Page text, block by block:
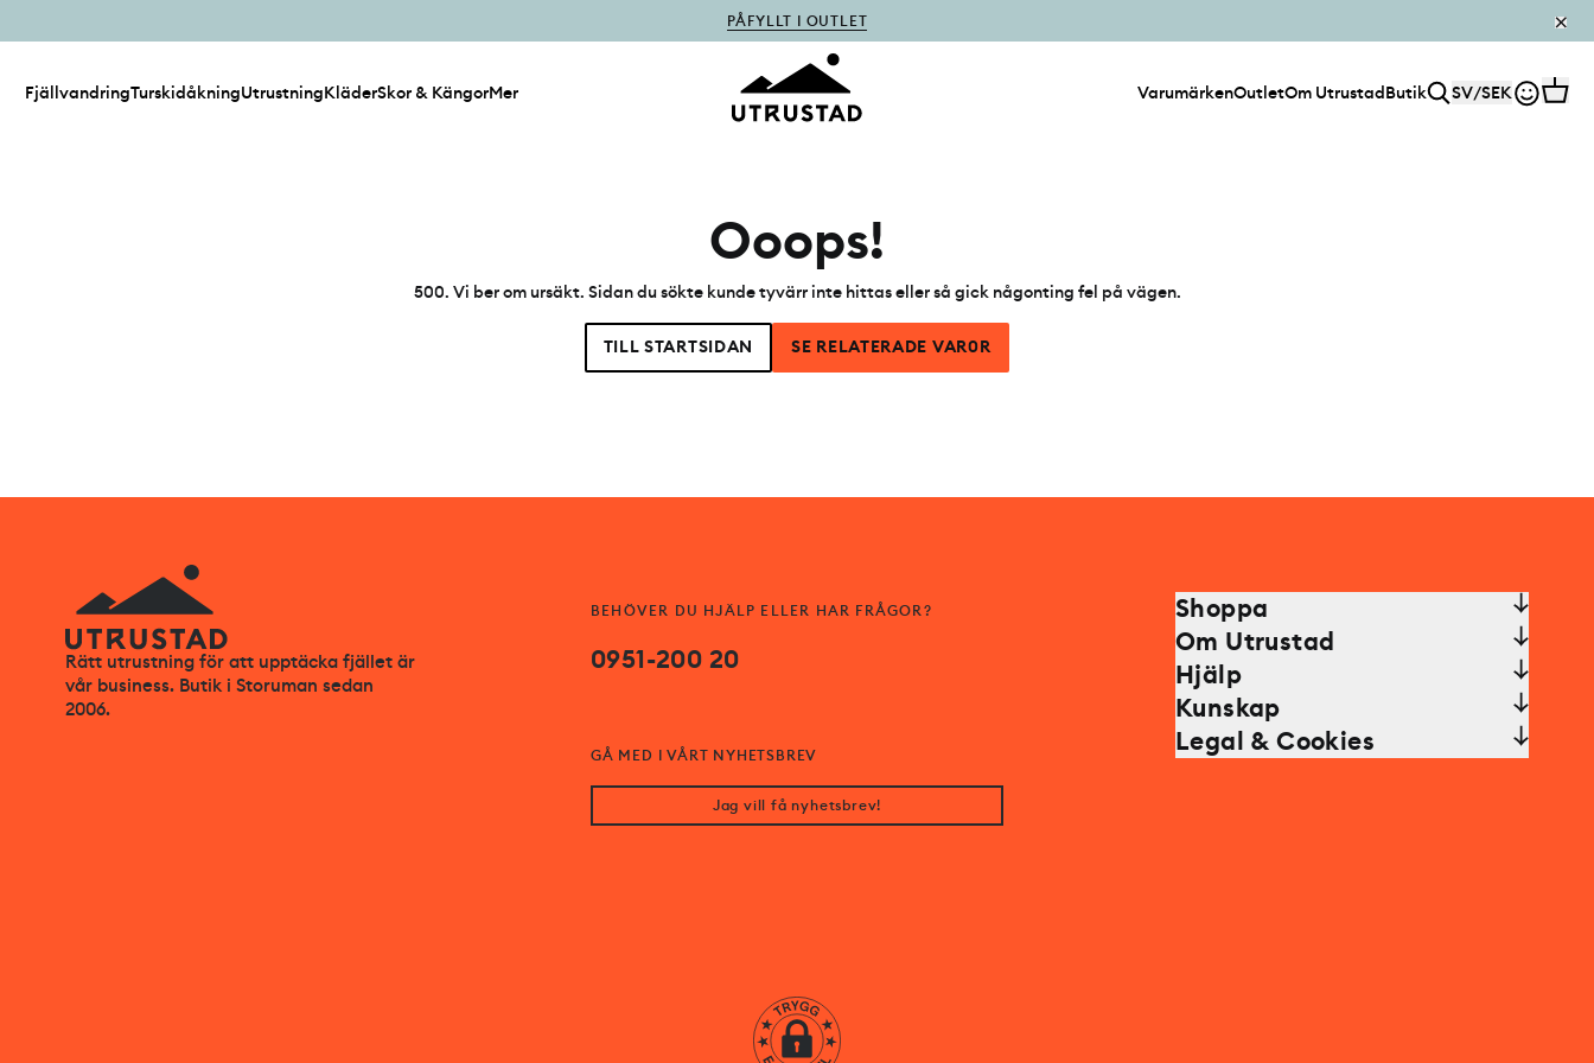
PÅFYLLT I OUTLET
FjällvandringTurskidåkningUtrustningKläderSkor & KängorMer VarumärkenOutletOm UtrustadButik SV/SEK
Ooops!
500. Vi ber om ursäkt. Sidan du sökte kunde tyvärr inte hittas eller så gick någonting fel på vägen.
TILL STARTSIDAN SE RELATERADE VAR0R
Rätt utrustning för att upptäcka fjället är
vår business. Butik i Storuman sedan
2006.
BEHÖVER DU HJÄLP ELLER HAR FRÅGOR?
0951-200 20
GÅ MED I VÅRT NYHETSBREV
Jag vill få nyhetsbrev!
Shoppa
Om Utrustad
Hjälp
Kunskap
Legal & Cookies